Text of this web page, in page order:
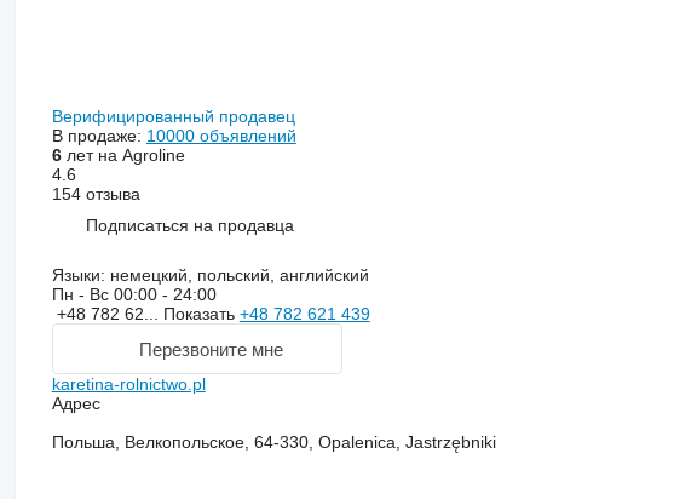
Верифицированный продавец
В продаже: 10000 объявлений
6лет на Agroline
4.6
154 отзыва
Подписаться на продавца
Языки: немецкий, польский, английский
Пн - Вс 00:00 - 24:00
+48 782 62... Показать +48 782 621 439
Перезвоните мне
karetina-rolnictwo.pl
Адрес
Польша, Велкопольское, 64-330, Opalenica, Jastrzębniki